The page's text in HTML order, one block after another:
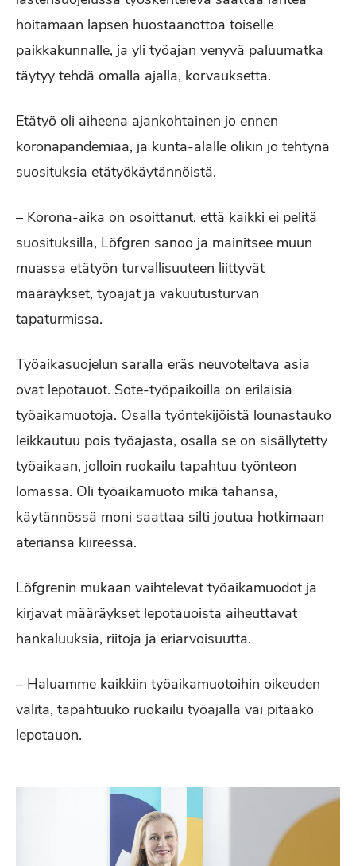
hoitamaan lapsen huostaanottoa toiselle
paikkakunnalle, ja yli työajan venyvä paluumatka
täytyy tehdä omalla ajalla, korvauksetta.
Etätyö oli aiheena ajankohtainen jo ennen
koronapandemiaa, ja kunta-alalle olikin jo tehtynä
suosituksia etätyökäytännöistä.
– Korona-aika on osoittanut, että kaikki ei pelitä
suosituksilla, Löfgren sanoo ja mainitsee muun
muassa etätyön turvallisuuteen liittyvät
määräykset, työajat ja vakuutusturvan
tapaturmissa.
Työaikasuojelun saralla eräs neuvoteltava asia
ovat lepotauot. Sote-työpaikoilla on erilaisia
työaikamuotoja. Osalla työntekijöistä lounastauko
leikkautuu pois työajasta, osalla se on sisällytetty
työaikaan, jolloin ruokailu tapahtuu työnteon
lomassa. Oli työaikamuoto mikä tahansa,
käytännössä moni saattaa silti joutua hotkimaan
ateriansa kiireessä.
Löfgrenin mukaan vaihtelevat työaikamuodot ja
kirjavat määräykset lepotauoista aiheuttavat
hankaluuksia, riitoja ja eriarvoisuutta.
– Haluamme kaikkiin työaikamuotoihin oikeuden
valita, tapahtuuko ruokailu työajalla vai pitääkö
lepotauon.